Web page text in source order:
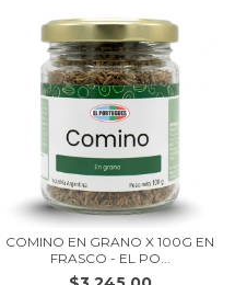
COMINO EN GRANO X 100G EN
FRASCO - EL PO...